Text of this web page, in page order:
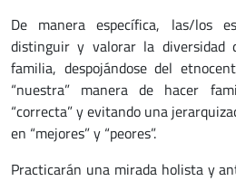
De manera específica, las/los
distinguir y valorar la diversidad
familia, despojándose del
“nuestra” manera de hacer
“correcta” y evitando una
en “mejores” y “peores”.
Practicarán una mirada holista y